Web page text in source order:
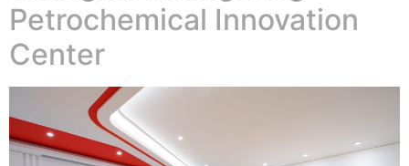
Petrochemical Innovation
Center